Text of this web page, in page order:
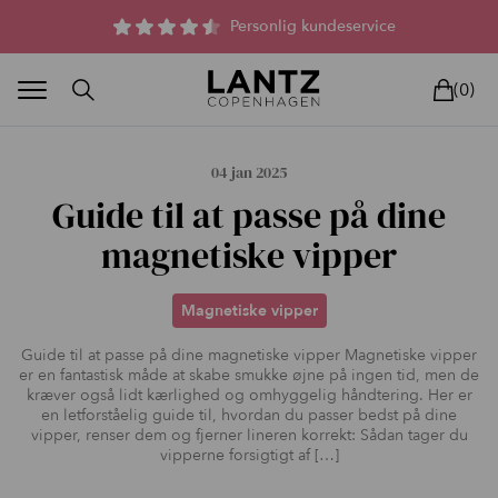
Personlig kundeservice
Parfumefri dansk hudpleje, og lysterapi til huden
BEAUTY DEALS REELS UNIVERS
(0)
04 jan 2025
Guide til at passe på dine
magnetiske vipper
Magnetiske vipper
Guide til at passe på dine magnetiske vipper Magnetiske vipper
er en fantastisk måde at skabe smukke øjne på ingen tid, men de
kræver også lidt kærlighed og omhyggelig håndtering. Her er
en letforståelig guide til, hvordan du passer bedst på dine
vipper, renser dem og fjerner lineren korrekt: Sådan tager du
vipperne forsigtigt af […]